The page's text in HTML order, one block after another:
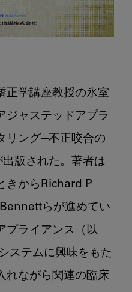
正学講座教授の氷室
ジャステッドアプラ
リング─不正咬合の
版された。著者は
きからRichard P
らが進めてい
プライアンス（以
ステムに興味をもた
れながら関連の臨床